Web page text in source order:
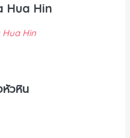
Hua Hin
Hin
หัวหิน